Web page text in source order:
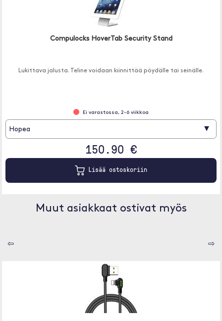
Compulocks HoverTab Security Stand
Lukittava jalusta. Teline voidaan kiinnittää pöydälle tai seinälle.
Ei varastossa, 2-6 viikkoa
Hopea ▾
150.90 €
Lisää ostoskoriin
Muut asiakkaat ostivat myös
⇦ ⇨